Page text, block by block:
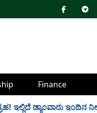
Finance
ಇಂದಿನ ನೀರಿನ ಮಟ್ಟ!